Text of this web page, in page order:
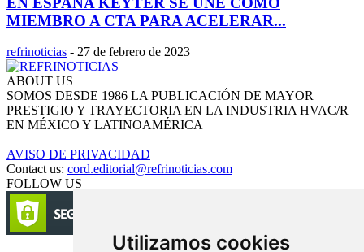
Utilizamos cookies
MIEMBRO A CTA PARA ACELERAR...
refrinoticias - 27 de febrero de 2023
ABOUT US
SOMOS DESDE 1986 LA PUBLICACIÓN DE MAYOR
PRESTIGIO Y TRAYECTORIA EN LA INDUSTRIA HVAC/R
EN MÉXICO Y LATINOAMÉRICA
AVISO DE PRIVACIDAD
Contact us: cord.editorial@refrinoticias.com
FOLLOW US